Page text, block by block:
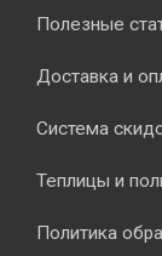
Полезные
Доставка и
Система
Теплицы и
Политика